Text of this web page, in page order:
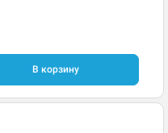
В корзину